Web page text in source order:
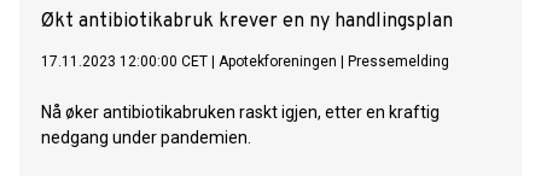
Økt antibiotikabruk krever en ny handlingsplan
17.11.2023 12:00:00 CET Apotekforeningen Pressemelding
Nå øker antibiotikabruken raskt igjen, etter en kraftig
nedgang under pandemien.